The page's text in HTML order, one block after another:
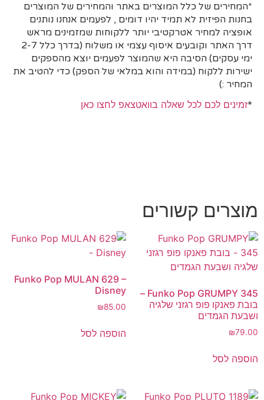
*המחירים של כלל המוצרים באתר והמחירים של המוצרים
בחנות הפיזית לא תמיד יהיו דומים , לפעמים אנחנו נותנים
אופציה למחיר אטרקטיבי יותר ללקוחות שמזמינים מראש
דרך האתר וקובעים איסוף עצמי או משלוח (בדרך כלל 2-7
ימי עסקים) הסיבה היא שהמוצר לפעמים יוצא מהספקים
ישירות ללקוח (במידה והוא במלאי של הספק) כדי להטיב את
המחיר :)
*זמינים לכם לכל שאלה בוואטצאפ לחצו כאן
מוצרים קשורים
Funko Pop GRUMPY 345 –
בובת פאנקו פופ רגזני שלגיה
ושבעת הגמדים
₪79.00
הוספה לסל
Funko Pop MULAN 629 –
Disney
₪85.00
הוספה לסל